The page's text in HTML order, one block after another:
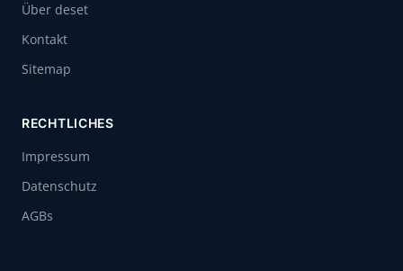
Über deset
Kontakt
Sitemap
RECHTLICHES
Impressum
Datenschutz
AGBs